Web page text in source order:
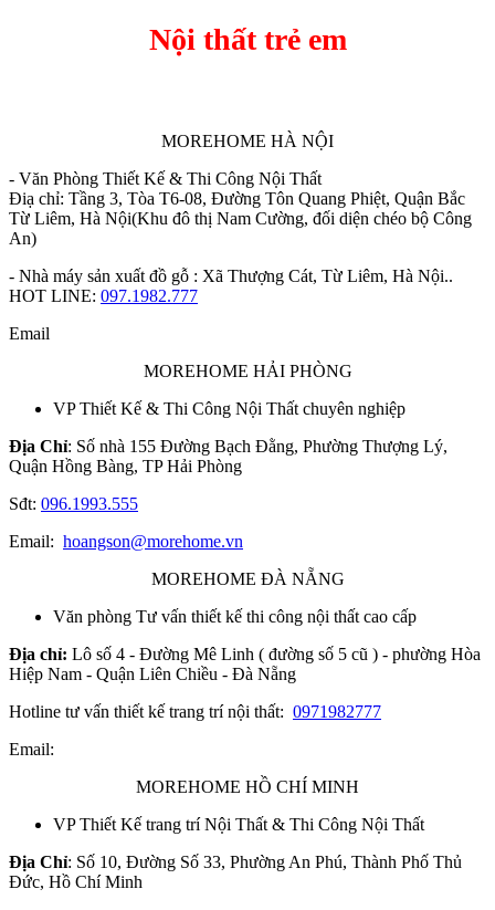
Nội thất trẻ em
MOREHOME HÀ NỘI
- Văn Phòng Thiết Kế & Thi Công Nội Thất
Điạ chỉ: Tầng 3, Tòa T6-08, Đường Tôn Quang Phiệt, Quận Bắc
Từ Liêm, Hà Nội(Khu đô thị Nam Cường, đối diện chéo bộ Công
An)
- Nhà máy sản xuất đồ gỗ : Xã Thượng Cát, Từ Liêm, Hà Nội..
HOT LINE: 097.1982.777
Email
MOREHOME HẢI PHÒNG
VP Thiết Kế & Thi Công Nội Thất chuyên nghiệp
Địa Chỉ: Số nhà 155 Đường Bạch Đằng, Phường Thượng Lý,
Quận Hồng Bàng, TP Hải Phòng
Sđt: 096.1993.555
Email: hoangson@morehome.vn
MOREHOME ĐÀ NẴNG
Văn phòng Tư vấn thiết kế thi công nội thất cao cấp
Địa chỉ: Lô số 4 - Đường Mê Linh ( đường số 5 cũ ) - phường Hòa
Hiệp Nam - Quận Liên Chiều - Đà Nẵng
Hotline tư vấn thiết kế trang trí nội thất: 0971982777
Email:
MOREHOME HỒ CHÍ MINH
VP Thiết Kế trang trí Nội Thất & Thi Công Nội Thất
Địa Chỉ: Số 10, Đường Số 33, Phường An Phú, Thành Phố Thủ
Đức, Hồ Chí Minh